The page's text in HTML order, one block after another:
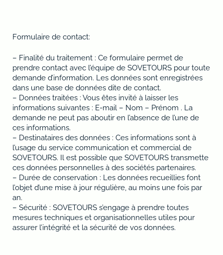
Formulaire de contact:
– Finalité du traitement : Ce formulaire permet de
prendre contact avec l’équipe de SOVETOURS pour toute
demande d’information. Les données sont enregistrées
dans une base de données dite de contact.
– Données traitées : Vous êtes invité à laisser les
informations suivantes : E-mail – Nom – Prénom . La
demande ne peut pas aboutir en l’absence de l’une de
ces informations.
– Destinataires des données : Ces informations sont à
l’usage du service communication et commercial de
SOVETOURS. Il est possible que SOVETOURS transmette
ces données personnelles à des sociétés partenaires.
– Durée de conservation : Les données recueillies font
l’objet d’une mise à jour régulière, au moins une fois par
an.
– Sécurité : SOVETOURS s’engage à prendre toutes
mesures techniques et organisationnelles utiles pour
assurer l’intégrité et la sécurité de vos données.